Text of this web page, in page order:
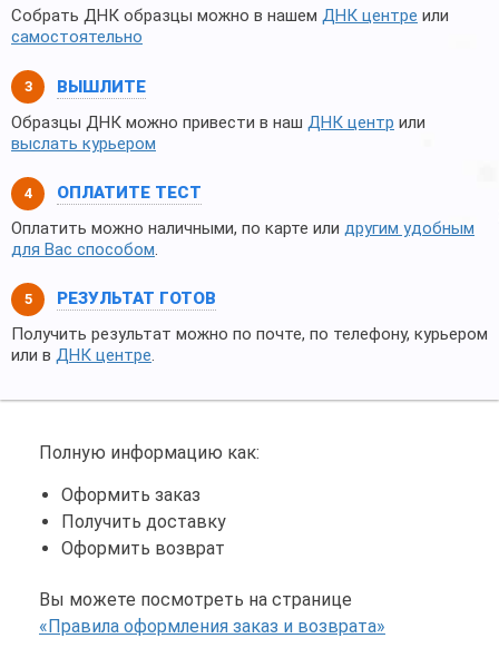
Собрать ДНК образцы можно в нашем ДНК центре или
самостоятельно
ВЫШЛИТЕ
Образцы ДНК можно привести в наш ДНК центр или
выслать курьером
ОПЛАТИТЕ ТЕСТ
Оплатить можно наличными, по карте или другим удобным
для Вас способом.
РЕЗУЛЬТАТ ГОТОВ
Получить результат можно по почте, по телефону, курьером
или в ДНК центре.
Полную информацию как:
Оформить заказ
Получить доставку
Оформить возврат
Вы можете посмотреть на странице
«Правила оформления заказ и возврата»